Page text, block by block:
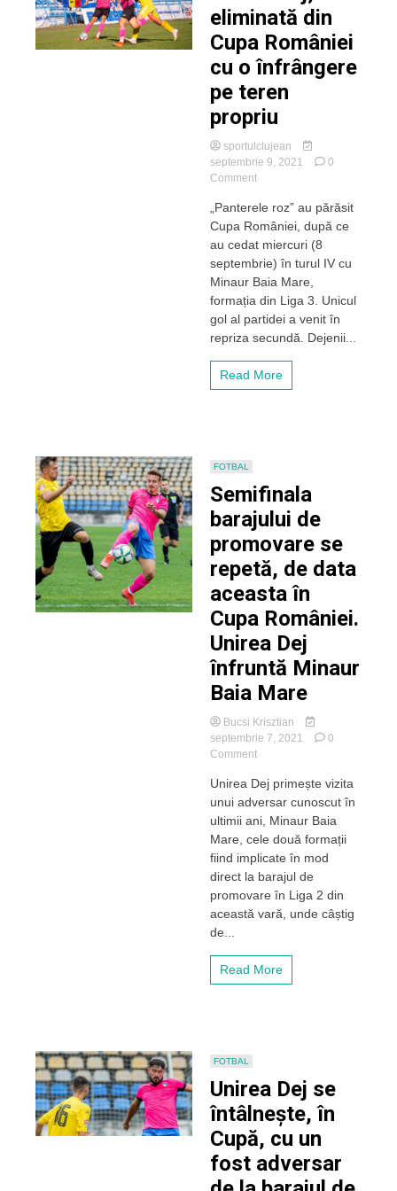
eliminată din
Cupa României
cu o înfrângere
pe teren
propriu
sportulclujean
septembrie 9, 2021
0
Commenton
Dej,
eliminată
din
Cupa
României
cu
o
înfrângere
pe
propriu
„Panterele roz” au părăsit
Cupa României, după ce
au cedat miercuri (8
septembrie) în turul IV cu
Minaur Baia Mare,
formația din Liga 3. Unicul
gol al partidei a venit în
repriza secundă. Dejenii...
Read More
FOTBAL
Semifinala
barajului de
promovare se
repetă, de data
aceasta în
Cupa României.
Unirea Dej
înfruntă Minaur
Baia Mare
Bucsi Krisztian
septembrie 7, 2021
0
Commenton
barajului
de
promovare
se
de
data
aceasta
în
Unirea
Dej
Unirea Dej primește vizita
unui adversar cunoscut în
ultimii ani, Minaur Baia
Mare, cele două formații
fiind implicate în mod
direct la barajul de
promovare în Liga 2 din
această vară, unde câștig
de...
Read More
FOTBAL
Unirea Dej se
întâlnește, în
Cupă, cu un
fost adversar